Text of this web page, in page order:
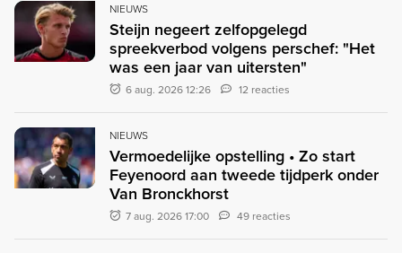
NIEUWS
Steijn negeert zelfopgelegd
spreekverbod volgens perschef: "Het
was een jaar van uitersten"
6 aug. 2026 12:26 12 reacties
NIEUWS
Vermoedelijke opstelling • Zo start
Feyenoord aan tweede tijdperk onder
Van Bronckhorst
7 aug. 2026 17:00 49 reacties